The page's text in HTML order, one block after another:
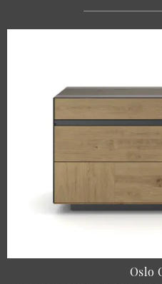
Oslo